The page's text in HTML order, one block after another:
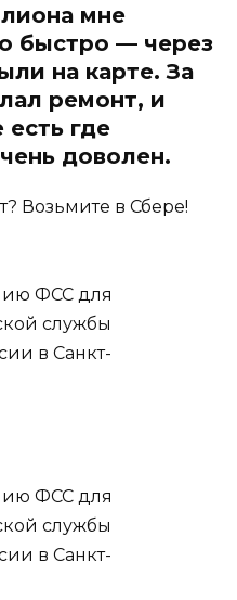
мне
быстро — через
на карте. За
ремонт, и
где
доволен.
Возьмите в Сбере!